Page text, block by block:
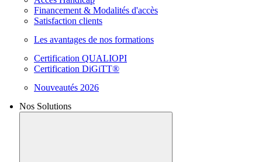
Financement & Modalités d'accès
Satisfaction clients
Les avantages de nos formations
Certification QUALIOPI
Certification DiGiTT®
Nouveautés 2026
Nos Solutions